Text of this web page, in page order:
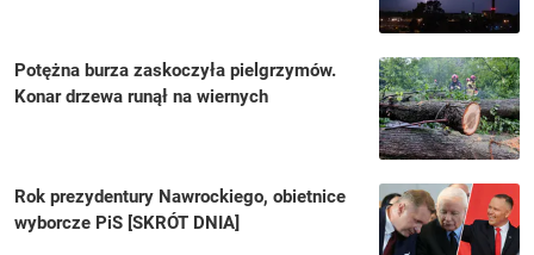
Potężna burza zaskoczyła pielgrzymów.
Konar drzewa runął na wiernych
Rok prezydentury Nawrockiego, obietnice
wyborcze PiS [SKRÓT DNIA]